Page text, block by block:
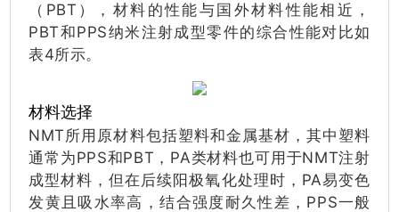
（PBT），材料的性能与国外材料性能相近，
PBT和PPS纳米注射成型零件的综合性能对比如
表4所示。
材料选择
NMT所用原材料包括塑料和金属基材，其中塑料
通常为PPS和PBT，PA类材料也可用于NMT注射
成型材料，但在后续阳极氧化处理时，PA易变色
发黄且吸水率高，结合强度耐久性差，PPS一般